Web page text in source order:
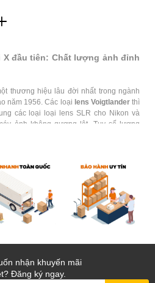
X đầu tiên: Chất lượng ảnh đỉnh
thương hiệu lâu đời nhất trong ngành
năm 1956. Các loại lens Voigtlander thì
các loại loại lens SLR cho Nikon và
ảnh không gương lật. Tuy số lượng
lại có ưu thế là chất lượng cực kì tốt
chụp ảnh, thích hợp cho người dùng bán
mắt dòng ống kính ngàm X-mount dành
ảnh Fujifilm APS-C. Chúng tôi tự hào
chuyên mua bán các dòngống kính
giá phải chăng cùng chế độ bảo hành
nhé!
for Fuji X ở TPHCM, Hà Nội,
bán lẻ chính thức ống kính Voigtlander
nhận khuyến mãi
Đăng ký ngay.